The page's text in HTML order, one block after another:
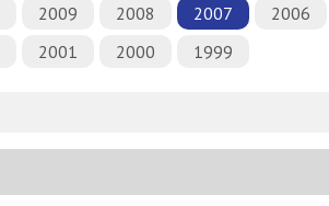
2009 2008 2007 2006
2001 2000 1999